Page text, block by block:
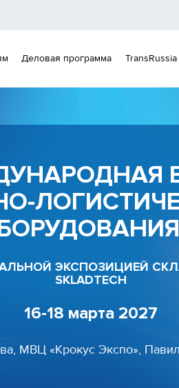
Деловая программа TransRussia
ЭКСПОЗИЦИЕЙ
SKLADTECH
16-18 марта 2027
МВЦ «Крокус Экспо»,